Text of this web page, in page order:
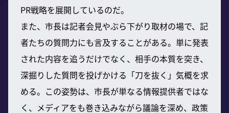
PR戦略を展開しているのだ。
また、市長は記者会見やぶら下がり取材の場で、記
者たちの質問力にも言及することがある。単に発表
された内容を追うだけでなく、相手の本質を突き、
深掘りした質問を投げかける「刀を抜く」気概を求
める。この姿勢は、市長が単なる情報提供者ではな
く、メディアをも巻き込みながら議論を深め、政策